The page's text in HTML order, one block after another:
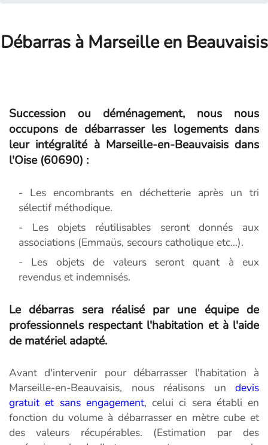
Débarras à Marseille en Beauvaisis
Succession ou déménagement, nous nous
occupons de débarrasser les logements dans
leur intégralité à Marseille-en-Beauvaisis dans
l'Oise (60690) :
- Les encombrants en déchetterie après un tri
sélectif méthodique.
- Les objets réutilisables seront donnés aux
associations (Emmaüs, secours catholique etc...).
- Les objets de valeurs seront quant à eux
revendus et indemnisés.
Le débarras sera réalisé par une équipe de
professionnels respectant l'habitation et à l'aide
de matériel adapté.
Avant d'intervenir pour débarrasser l'habitation à
Marseille-en-Beauvaisis, nous réalisons un devis
gratuit et sans engagement, celui ci sera établi en
fonction du volume à débarrasser en mètre cube et
des valeurs récupérables. (Estimation par des